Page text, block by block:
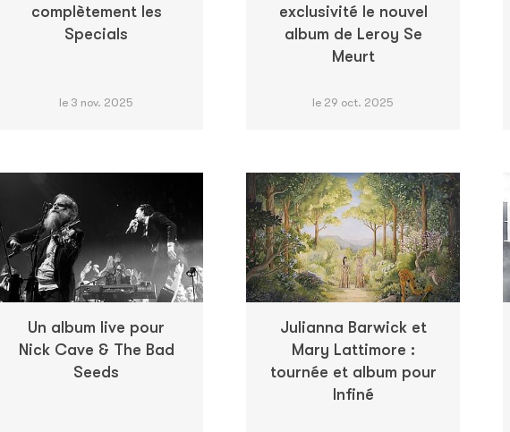
complètement les
Specials
le 3 nov. 2025
exclusivité le nouvel
album de Leroy Se
Meurt
le 29 oct. 2025
Un album live pour
Nick Cave & The Bad
Seeds
Julianna Barwick et
Mary Lattimore :
tournée et album pour
Infiné